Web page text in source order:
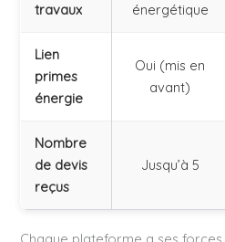
travaux
énergétique
Lien
primes
énergie
Oui (mis en
avant)
Nombre
de devis
reçus
Jusqu’à 5